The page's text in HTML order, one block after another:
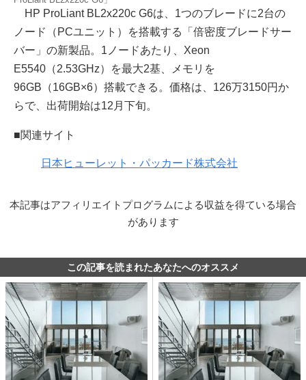
HP ProLiant BL2x220c G6は、1つのブレードに2台の
ノード（PCユニット）を搭載する「倍密度ブレードサー
バー」の新製品。1ノードあたり、Xeon
E5540（2.53GHz）を最大2基、メモリを
96GB（16GB×6）搭載できる。価格は、126万3150円か
らで、出荷開始は12月下旬。
■関連サイト
日本ヒューレット・パッカード株式会社
本記事はアフィリエイトプログラムによる収益を得ている場合
があります
この記事を読まれたあなたへのオススメ